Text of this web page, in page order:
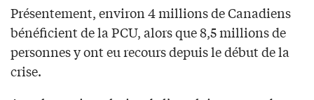
Présentement, environ 4 millions de Canadiens
bénéficient de la PCU, alors que 8,5 millions de
personnes y ont eu recours depuis le début de la
crise.